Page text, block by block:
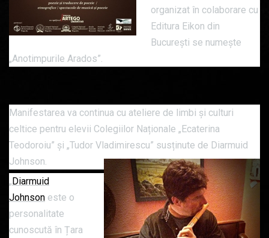
organizat în colaborare cu
Editura Eikon din
București se numește
„Anotimpurile Arados”.
Manifestarea va continua cu ateliere de limbi și culturi
celtice pentru elevii Colegiilor Naționale „Ecaterina
Teodoroiu” și „Tudor Vladimirescu” susținute de Diarmuid
Johnson.
„Diarmuid
Johnson este o
personalitate
cunoscută în Țara